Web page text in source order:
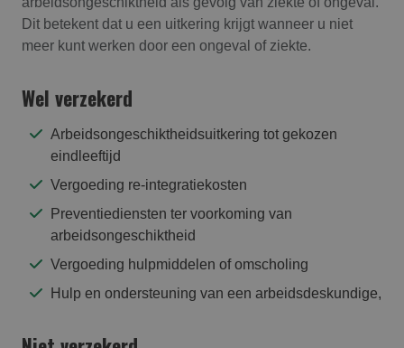
Dit betekent dat u een uitkering krijgt wanneer u niet
meer kunt werken door een ongeval of ziekte.
Wel verzekerd
Arbeidsongeschiktheidsuitkering tot gekozen
eindleeftijd
Vergoeding re-integratiekosten
Preventiediensten ter voorkoming van
arbeidsongeschiktheid
Vergoeding hulpmiddelen of omscholing
Hulp en ondersteuning van een arbeidsdeskundige,